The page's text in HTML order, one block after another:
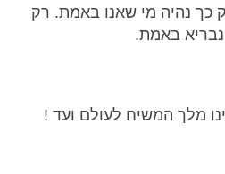
כך נהיה מי שאנו באמת. רק
באמת.
מלך המשיח לעולם ועד !